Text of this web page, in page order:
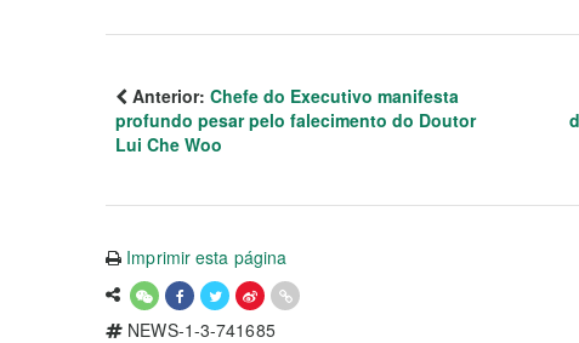
Anterior: Chefe do Executivo manifesta
profundo pesar pelo falecimento do Doutor
Lui Che Woo
Imprimir esta página
NEWS-1-3-741685